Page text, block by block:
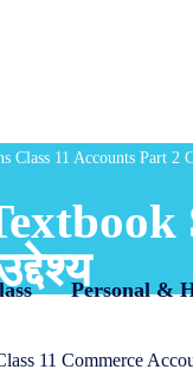
Personal &
11 Accounts Part 2
11 Commerce